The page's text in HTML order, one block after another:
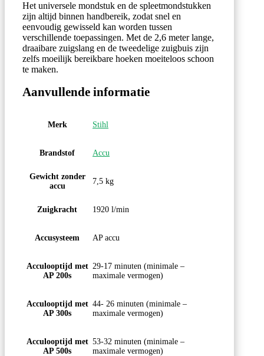
Het universele mondstuk en de spleetmondstukken
zijn altijd binnen handbereik, zodat snel en
eenvoudig gewisseld kan worden tussen
verschillende toepassingen. Met de 2,6 meter lange,
draaibare zuigslang en de tweedelige zuigbuis zijn
zelfs moeilijk bereikbare hoeken moeiteloos schoon
te maken.
Aanvullende informatie
Merk Stihl
Brandstof Accu
Gewicht zonder
accu
7,5 kg
Zuigkracht 1920 l/min
Accusysteem AP accu
Acculooptijd met
AP 200s
29-17 minuten (minimale –
maximale vermogen)
Acculooptijd met
AP 300s
44- 26 minuten (minimale –
maximale vermogen)
Acculooptijd met
AP 500s
53-32 minuten (minimale –
maximale vermogen)